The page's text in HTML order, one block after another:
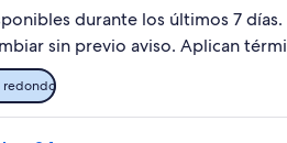
durante los últimos 7
sin previo aviso. Aplican
redondo
de Aer Lingus, con salida el